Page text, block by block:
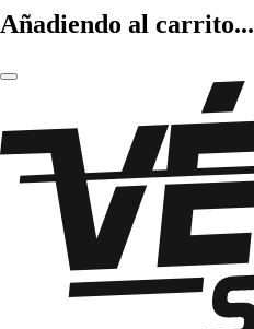
Añadiendo al carrito...